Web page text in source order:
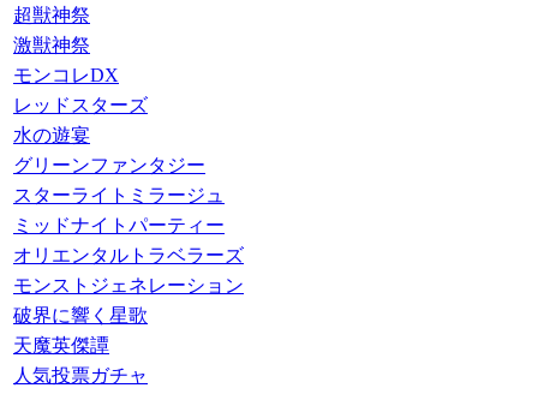
超獣神祭
激獣神祭
モンコレDX
レッドスターズ
水の遊宴
グリーンファンタジー
スターライトミラージュ
ミッドナイトパーティー
オリエンタルトラベラーズ
モンストジェネレーション
破界に響く星歌
天魔英傑譚
人気投票ガチャ